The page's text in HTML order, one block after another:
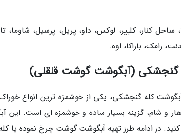
ساحل کنار، کلییر، لوکس، داو، پریل، پرسیل، شاوما،
رامک، باراکا، اوه.
گنجشکی (آبگوشت گوشت قلقلی)
کله گنجشکی، یکی از خوشمزه ترین انواع
و شام، گزینه بسیار ساده و خوشمزه ای است.
کنید. در ادامه طرز تهیه آبگوشت گوشت چرخ نموده یا